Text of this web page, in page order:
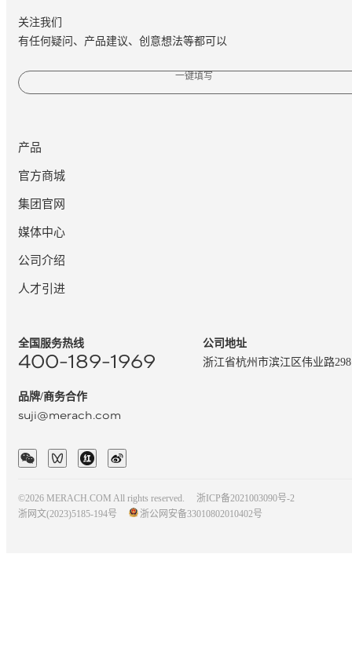
关注我们
有任何疑问、产品建议、创意想法等都可以
一键填写
产品
官方商城
集团官网
媒体中心
公司介绍
人才引进
全国服务热线
400-189-1969
品牌/商务合作
suji@merach.com
公司地址
浙江省杭州市滨江区伟业路
©2026 MERACH.COM All rights reserved.
浙ICP备2021003090号-2
浙网文(2023)5185-194号
浙公网安备33010802010402号